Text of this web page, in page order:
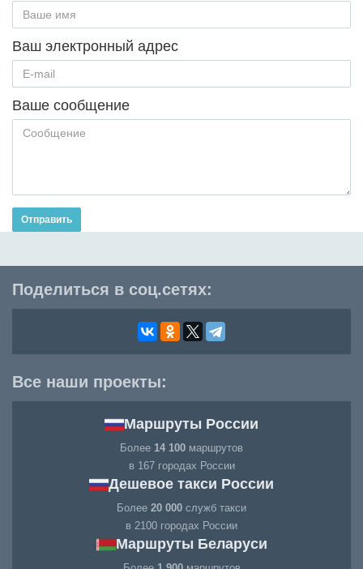
Ваш электронный адрес
Ваше сообщение
Отправить
Поделиться в соц.сетях:
Все наши проекты:
Маршруты России
Более 14 100 маршрутов
в 167 городах России
Дешевое такси России
Более 20 000 служб такси
в 2100 городах России
Маршруты Беларуси